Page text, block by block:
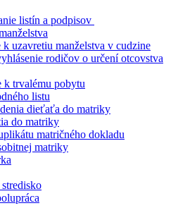
listín a podpisov
k uzavretiu manželstva v cudzine
rodičov o určení otcovstva
k trvalému pobytu
listu
dieťaťa do matriky
do matriky
matričného dokladu
matriky